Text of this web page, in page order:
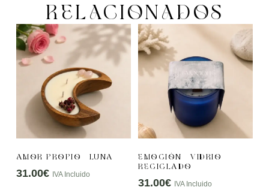
RELACIONADOS
AMOR PROPIO – LUNA
31.00€ IVA Incluido
EMOCIÓN – VIDRIO
RECICLADO
31.00€ IVA Incluido